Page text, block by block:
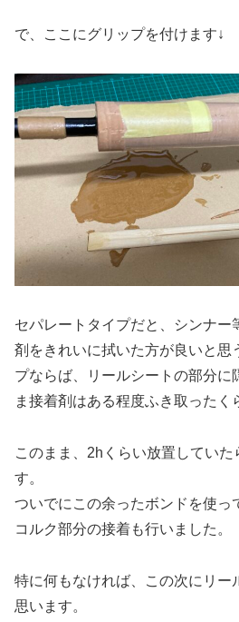
で、ここにグリップを付けます↓
セパレートタイプだと、シンナー
剤をきれいに拭いた方が良いと思
プならば、リールシートの部分に
ま接着剤はある程度ふき取ったく
このまま、2hくらい放置していた
す。
ついでにこの余ったボンドを使っ
コルク部分の接着も行いました。
特に何もなければ、この次にリー
思います。